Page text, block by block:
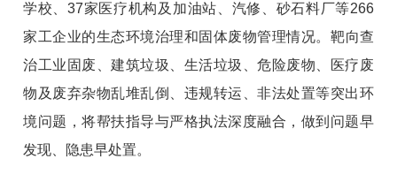
学校、37家医疗机构 及加油站、汽修、砂石料厂等266
家工企业的生态环境治理和固体废物管理情况。 靶向查
治工业固废、建筑垃圾、生活垃圾、危险废物、医疗废
物及废弃杂物乱堆乱倒、违规转运、非法处置等突出环
境问题，将帮扶指导与严格执法深度融合，做到 问题早
发现、隐患早处置。